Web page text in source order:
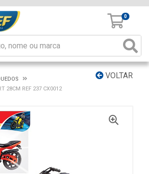
0
VOLTAR
28CM REF 237 CX0012